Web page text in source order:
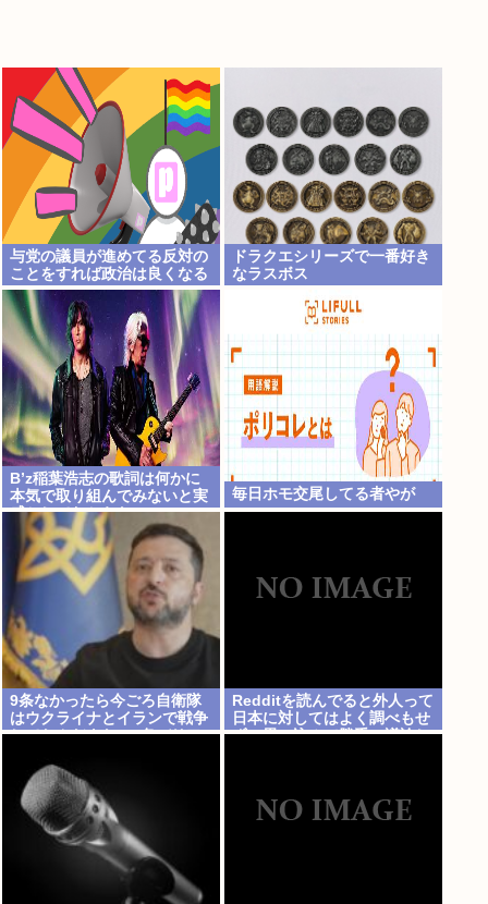
与党の議員が進めてる反対の
ことをすれば政治は良くなる
ドラクエシリーズで一番好き
なラスボス
B’z稲葉浩志の歌詞は何かに
本気で取り組んでみないと実
感としてわからない
毎日ホモ交尾してる者やが
9条なかったら今ごろ自衛隊
はウクライナとイランで戦争
してたんだよな…9条バリア
Redditを読んでると外人って
日本に対してはよく調べもせ
ずに思い込みで勝手に議論し